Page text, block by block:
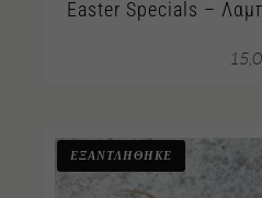
Easter Specials –
ΕΞΑΝΤΛΗΘΗΚΕ